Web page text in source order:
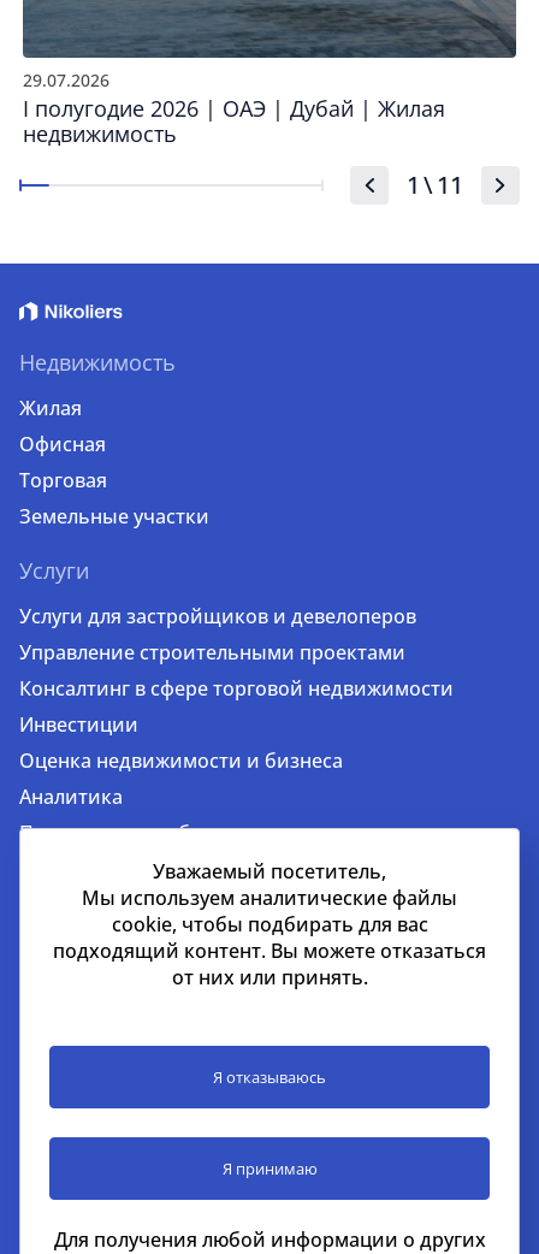
29.07.2026
I полугодие 2026 | ОАЭ | Дубай | Жилая
недвижимость
1 \11
Недвижимость
Жилая
Офисная
Торговая
Земельные участки
Услуги
Услуги для застройщиков и девелоперов
Управление строительными проектами
Консалтинг в сфере торговой недвижимости
Инвестиции
Оценка недвижимости и бизнеса
Аналитика
Продажа и приобретение недвижимости
Аренда недвижимости
Дубай
lead@nikoliers-global.com
Уважаемый посетитель,
Мы используем аналитические файлы
cookie, чтобы подбирать для вас
подходящий контент. Вы можете отказаться
от них или принять.
Я отказываюсь
Я принимаю
Для получения любой информации о других